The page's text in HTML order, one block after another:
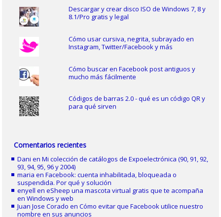
Descargar y crear disco ISO de Windows 7, 8 y
8.1/Pro gratis y legal
Cómo usar cursiva, negrita, subrayado en
Instagram, Twitter/Facebook y más
Cómo buscar en Facebook post antiguos y
mucho más fácilmente
Códigos de barras 2.0 - qué es un código QR y
para qué sirven
Comentarios recientes
Dani enMi colección de catálogos de Expoelectrónica (90, 91, 92,
93, 94, 95, 96 y 2004)
maria enFacebook: cuenta inhabilitada, bloqueada o
suspendida. Por qué y solución
enyell eneSheep una mascota virtual gratis que te acompaña
en Windows y web
Juan Jose Corado enCómo evitar que Facebook utilice nuestro
nombre en sus anuncios